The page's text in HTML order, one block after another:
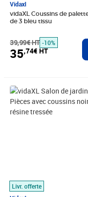
Vidaxl
vidaXL Coussins de
de 3 bleu tissu
39,99€ HT -10%
35,74€ HT
Livr. offerte
Prix 590,83€ HT